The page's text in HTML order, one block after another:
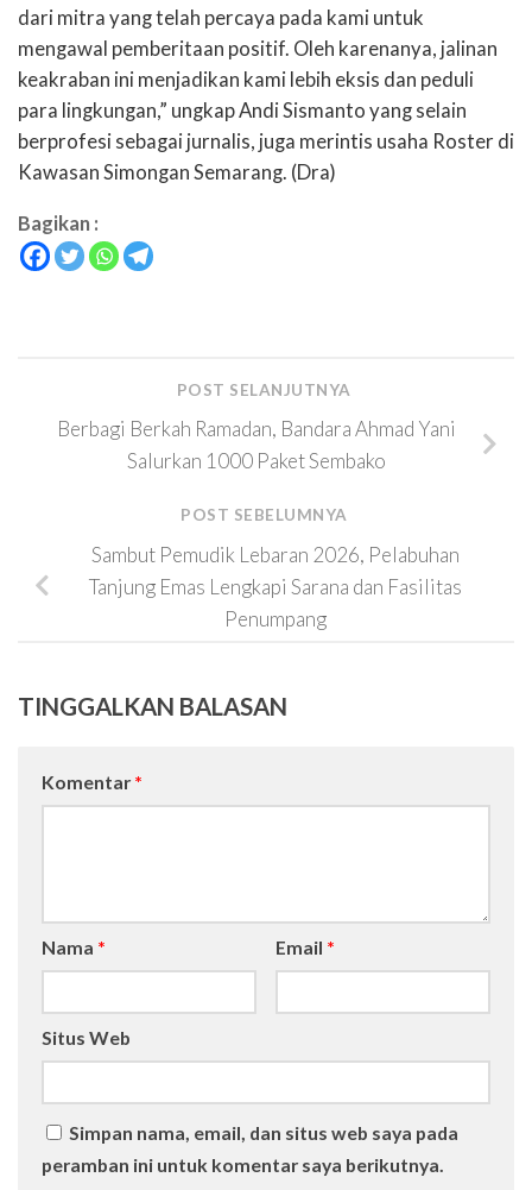
dari mitra yang telah percaya pada kami untuk
mengawal pemberitaan positif. Oleh karenanya, jalinan
keakraban ini menjadikan kami lebih eksis dan peduli
para lingkungan,” ungkap Andi Sismanto yang selain
berprofesi sebagai jurnalis, juga merintis usaha Roster di
Kawasan Simongan Semarang. (Dra)
Bagikan :
POST SELANJUTNYA
Berbagi Berkah Ramadan, Bandara Ahmad Yani
Salurkan 1000 Paket Sembako
POST SEBELUMNYA
Sambut Pemudik Lebaran 2026, Pelabuhan
Tanjung Emas Lengkapi Sarana dan Fasilitas
Penumpang
TINGGALKAN BALASAN
Komentar *
Nama * Email *
Situs Web
Simpan nama, email, dan situs web saya pada
peramban ini untuk komentar saya berikutnya.